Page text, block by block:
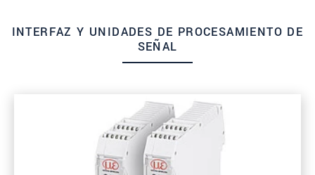
INTERFAZ Y UNIDADES DE PROCESAMIENTO DE
SEÑAL